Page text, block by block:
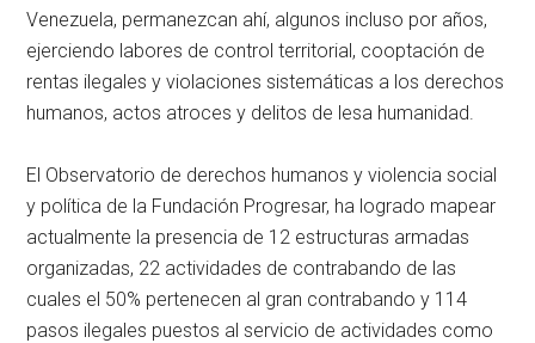
Venezuela, permanezcan ahí, algunos incluso por años,
ejerciendo labores de control territorial, cooptación de
rentas ilegales y violaciones sistemáticas a los derechos
humanos, actos atroces y delitos de lesa humanidad.
El Observatorio de derechos humanos y violencia social
y política de la Fundación Progresar, ha logrado mapear
actualmente la presencia de 12 estructuras armadas
organizadas, 22 actividades de contrabando de las
cuales el 50% pertenecen al gran contrabando y 114
pasos ilegales puestos al servicio de actividades como